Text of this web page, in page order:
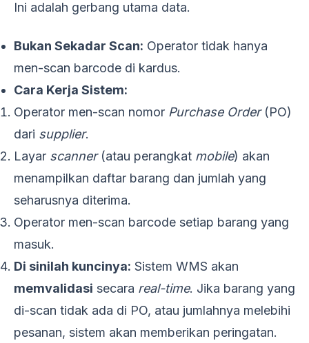
Ini adalah gerbang utama data.
Bukan Sekadar Scan: Operator tidak hanya
men-scan barcode di kardus.
Cara Kerja Sistem:
Operator men-scan nomor Purchase Order(PO)
dari supplier.
Layar scanner(atau perangkat mobile) akan
menampilkan daftar barang dan jumlah yang
seharusnya diterima.
Operator men-scan barcode setiap barang yang
masuk.
Di sinilah kuncinya: Sistem WMS akan
memvalidasi secara real-time. Jika barang yang
di-scan tidak ada di PO, atau jumlahnya melebihi
pesanan, sistem akan memberikan peringatan.